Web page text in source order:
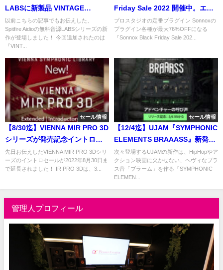
LABSに新製品 VINTAGE
DRUMSが加わりました！レアな
2種類のドラム音源
以前こちらの記事でもお伝えした、
Spitfire Aidioの無料音源LABSシリーズの新
作が登場しました！ 今回追加されたのは
『VINT...
Friday Sale 2022 開催中。エン
ジニア必携の人気プラグインが
最大76%OFF！
プロスタジオの定番プラグイン Sonnoxの
プラグイン各種が最大76%OFFになる
『Sonnox Black Friday Sale 202...
セール情報
【8/30迄】VIENNA MIR PRO 3D
シリーズが発売記念イントロー
セールを延長！3D IRリバーブ＆
ミキシングツール
先日お伝えしたVIENNA MIR PRO 3Dシリ
ーズのイントロセールが2022年8月30日ま
で延長されました！ IR PRO 3Dは、3...
セール情報
【12/4迄】UJAM『SYMPHONIC
ELEMENTS BRAAASS』新発
売。HipHopに劇伴に、ヘヴィー
に鳴り響くブラームブラス音源
が30%OFF！
次々登場するUJAMの新作は、HipHopやア
クション映画に欠かせない、ヘヴィなブラ
ス音「ブラーム」を作る『SYMPHONIC
ELEMEN...
管理人プロフィール